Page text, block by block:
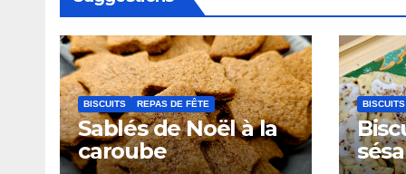
BISCUITS REPAS DE FÊTE
Sablés de Noël à la
caroube
BISCUITS